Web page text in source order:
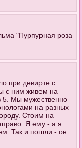
"Пурпурная роза
при девирте с
с ним живем на
5. Мы мужественно
на разных
Стоим на
Я ему - а я
Так и пошли - он